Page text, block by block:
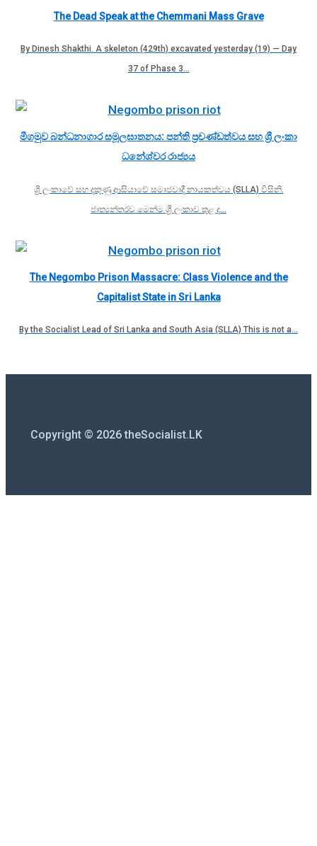
The Dead Speak at the Chemmani Mass Grave
By Dinesh Shakthi. A skeleton (429th) excavated yesterday (19) — Day
37 of Phase 3…
මීගමුව බන්ධනාගාර සමූලඝාතනය: පන්ති ප්‍රචණ්ඩත්වය සහ ශ්‍රී ලංකා
ධනේශ්වර රාජ්‍යය
ශ්‍රී ලංකාවේ සහ දකුණු ආසියාවේ සමාජවාදී නායකත්වය (SLLA) විසිනි.
ජාත්‍යන්තරව මෙන්ම ශ්‍රී ලංකාව තුළ ද…
The Negombo Prison Massacre: Class Violence and the
Capitalist State in Sri Lanka
By the Socialist Lead of Sri Lanka and South Asia (SLLA) This is not a…
Copyright © 2026 theSocialist.LK